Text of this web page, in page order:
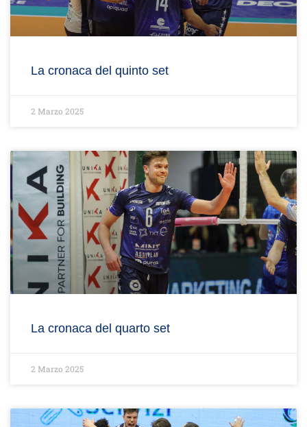
La cronaca del quinto set
2 Marzo 2025
La cronaca del quarto set
2 Marzo 2025